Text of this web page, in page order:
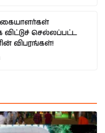
விட்டுச் செல்லப்பட்ட
விபரங்கள்!